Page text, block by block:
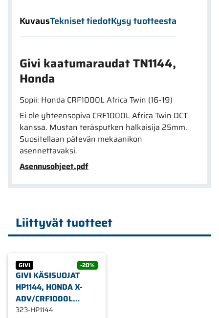
KuvausTekniset tiedotKysy tuotteesta
Givi kaatumaraudat TN1144,
Honda
Sopii: Honda CRF1000L Africa Twin (16-19)
Ei ole yhteensopiva CRF1000L Africa Twin DCT
kanssa. Mustan teräsputken halkaisija 25mm.
Suositellaan pätevän mekaanikon
asennettavaksi.
Asennusohjeet.pdf
Liittyvät tuotteet
GIVI -20%
GIVI KÄSISUOJAT
HP1144, HONDA X-
ADV/CRF1000L
AFRICA TWIN
323-HP1144